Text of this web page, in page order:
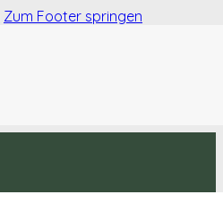
Zum Footer springen